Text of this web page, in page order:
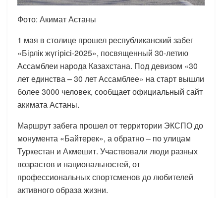
Фото: Акимат Астаны
1 мая в столице прошел республиканский забег
«Бірлік жүгірісі-2025», посвященный 30-летию
Ассамблеи народа Казахстана. Под девизом «30
лет единства – 30 лет Ассамблее» на старт вышли
более 3000 человек, сообщает официальный сайт
акимата Астаны.
Маршрут забега прошел от территории ЭКСПО до
монумента «Байтерек», а обратно – по улицам
Туркестан и Акмешит. Участвовали люди разных
возрастов и национальностей, от
профессиональных спортсменов до любителей
активного образа жизни.